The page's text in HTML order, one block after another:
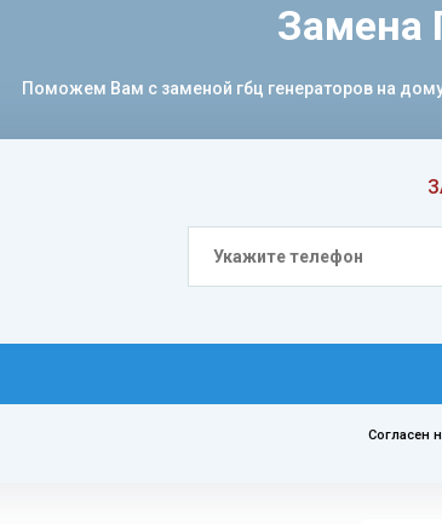
Согласен
Замена
Поможем Вам с заменой гбц генераторов на